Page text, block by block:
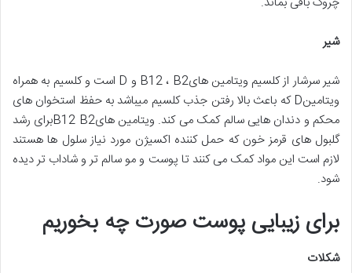
شیر
شیر سرشار از کلسیم ویتامین هایB12 ، B2 و D است و کلسیم به همراه
ویتامینD که باعث بالا رفتن جذب کلسیم میباشد به حفظ استخوان های
محکم و دندان هایی سالم کمک می کند. ویتامین هایB12 B2برای رشد
گلبول های قرمز خون که حمل کننده اکسیژن مورد نیاز سلول ها هستند
لازم است این مواد کمک می کنند تا پوست و مو سالم تر و شاداب تر دیده
شود.
برای زیبایی پوست صورت چه بخوریم
شکلات